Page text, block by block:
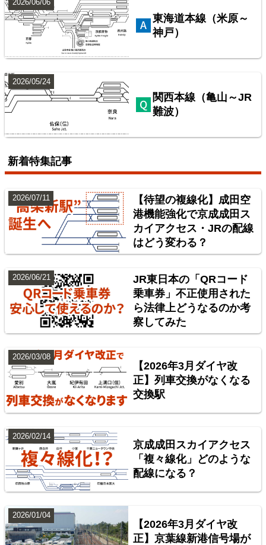
配線略図で辿る首都圏の保線基地
楽天市場
東北地方臨海鉄道配線略図 福島・仙台・秋田・八戸
臨海鉄道
楽天市場 書泉 BOOTH
東海道本線（米原～
神戸）
2026/06/06
関西本線（亀山～JR
難波）
2026/05/24
新着特集記事
【待望の複線化】成田空
港機能強化で京成成田ス
カイアクセス・JRの配線
はどう変わる？
2026/07/11
JR東日本の「QRコード
乗車券」不正使用された
ら法律上どうなるのか考
察してみた
2026/06/21
【2026年3月ダイヤ改
正】列車交換がなくなる
交換駅
2026/03/08
京成成田スカイアクセス
「複々線化」どのような
配線になる？
2026/02/14
【2026年3月ダイヤ改
正】京葉線新港信号場が
2026/01/04